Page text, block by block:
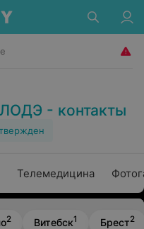
- контакты
Телемедицина
2 Витебск1 Брест2